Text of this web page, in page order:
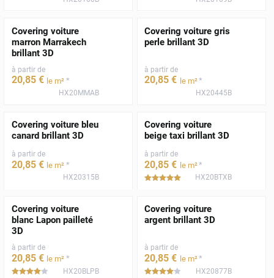
Covering voiture
marron Marrakech
brillant 3D
à partir de
20,85 € le m² *
HX20MMAB
Covering voiture gris
perle brillant 3D
à partir de
20,85 € le m²*
HX20445B
Covering voiture bleu
canard brillant 3D
à partir de
20,85 € le m² *
HX20315B
Covering voiture
beige taxi brillant 3D
à partir de
20,85 € le m²*
*****HX20BTXB
Covering voiture
blanc Lapon pailleté
3D
à partir de
20,85 € le m² *
***** HX20BLPB
Covering voiture
argent brillant 3D
à partir de
20,85 € le m²*
***** HX20877B